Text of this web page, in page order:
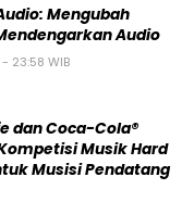
Mengubah
Audio
23:58 WIB
dan Coca-Cola®
Musik Hard
Musisi Pendatang